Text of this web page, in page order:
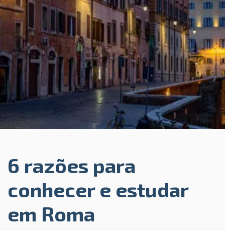
6 razões para
conhecer e estudar
em Roma